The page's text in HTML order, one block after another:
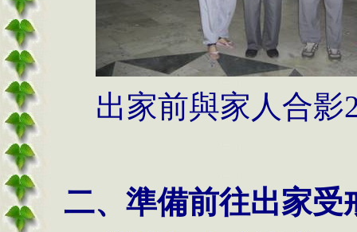
出家前與家人合影
二、準備前往出家受